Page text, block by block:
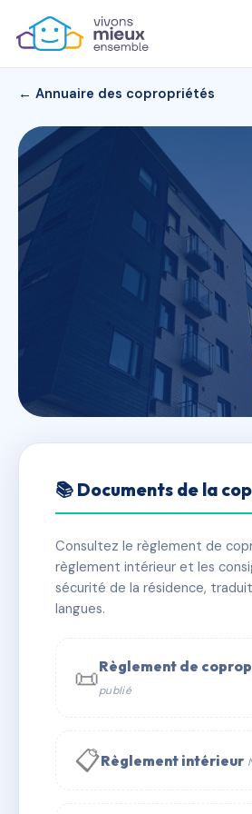
← Annuaire des copropriétés
Résidence du
✓ Immatriculée 🏠 18 lots 🏗
📞 Contacter Syndic Digital
📚 Documents de la
Consultez le règlement de
règlement intérieur et les
sécurité de la résidence,
langues.
📜Règlement de
publié
📋Règlement intérieur